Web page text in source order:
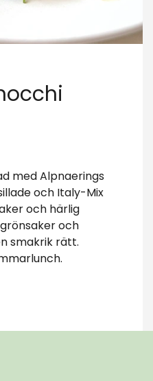
med Alpnaerings
och Italy-Mix
och härlig
och
smakrik rätt.